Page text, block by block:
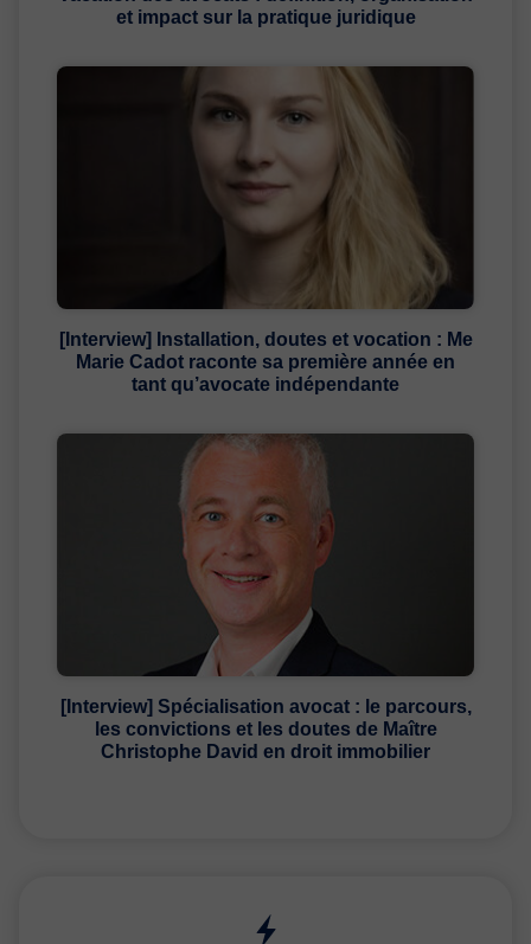
et impact sur la pratique juridique
[Interview] Installation, doutes et vocation : Me
Marie Cadot raconte sa première année en
tant qu’avocate indépendante
[Interview] Spécialisation avocat : le parcours,
les convictions et les doutes de Maître
Christophe David en droit immobilier